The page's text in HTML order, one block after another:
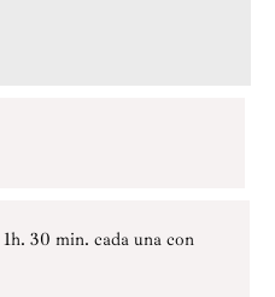
30 min. cada una con